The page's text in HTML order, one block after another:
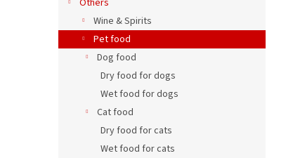
Others
Wine & Spirits
Pet food
Dog food
Dry food for dogs
Wet food for dogs
Cat food
Dry food for cats
Wet food for cats